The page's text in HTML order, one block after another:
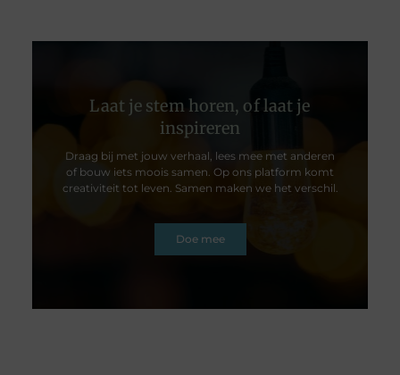
Laat je stem horen, of laat je
inspireren
Draag bij met jouw verhaal, lees mee met anderen
of bouw iets moois samen. Op ons platform komt
creativiteit tot leven. Samen maken we het verschil.
Doe mee